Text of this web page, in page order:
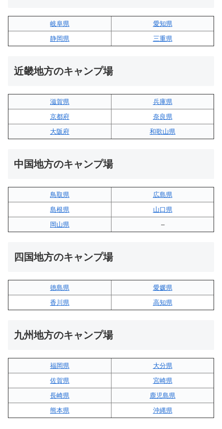
岐阜県
愛知県
静岡県
三重県
近畿地方のキャンプ場
滋賀県
兵庫県
京都府
奈良県
大阪府
和歌山県
中国地方のキャンプ場
鳥取県
広島県
島根県
山口県
岡山県
–
四国地方のキャンプ場
徳島県
愛媛県
香川県
高知県
九州地方のキャンプ場
福岡県
大分県
佐賀県
宮崎県
長崎県
鹿児島県
熊本県
沖縄県